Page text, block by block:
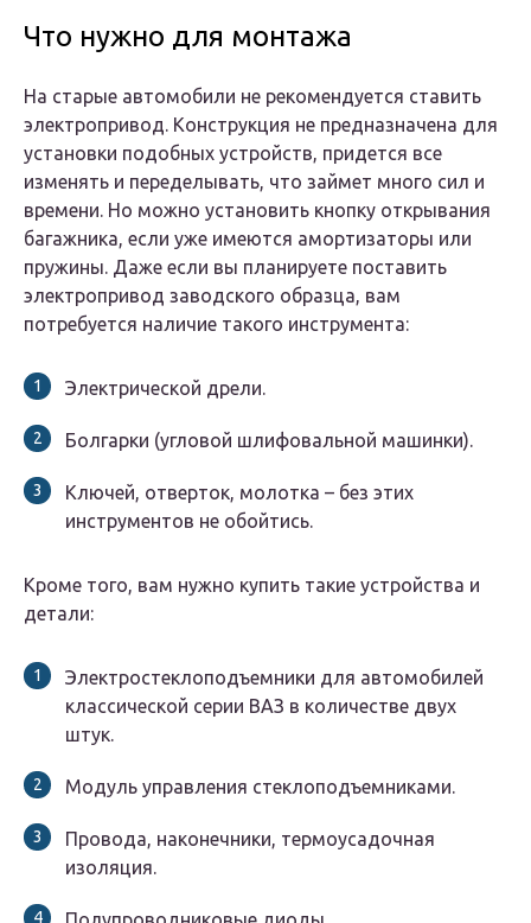
Что нужно для монтажа
На старые автомобили не рекомендуется ставить
электропривод. Конструкция не предназначена для
установки подобных устройств, придется все
изменять и переделывать, что займет много сил и
времени. Но можно установить кнопку открывания
багажника, если уже имеются амортизаторы или
пружины. Даже если вы планируете поставить
электропривод заводского образца, вам
потребуется наличие такого инструмента:
Электрической дрели.
Болгарки (угловой шлифовальной машинки).
Ключей, отверток, молотка – без этих
инструментов не обойтись.
Кроме того, вам нужно купить такие устройства и
детали:
Электростеклоподъемники для автомобилей
классической серии ВАЗ в количестве двух
штук.
Модуль управления стеклоподъемниками.
Провода, наконечники, термоусадочная
изоляция.